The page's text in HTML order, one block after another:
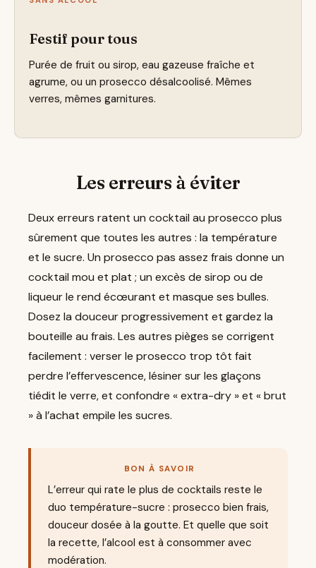
Festif pour tous
Purée de fruit ou sirop, eau gazeuse fraîche et
agrume, ou un prosecco désalcoolisé. Mêmes
verres, mêmes garnitures.
Les erreurs à éviter
Deux erreurs ratent un cocktail au prosecco plus
sûrement que toutes les autres : la température
et le sucre. Un prosecco pas assez frais donne un
cocktail mou et plat ; un excès de sirop ou de
liqueur le rend écœurant et masque ses bulles.
Dosez la douceur progressivement et gardez la
bouteille au frais. Les autres pièges se corrigent
facilement : verser le prosecco trop tôt fait
perdre l’effervescence, lésiner sur les glaçons
tiédit le verre, et confondre « extra-dry » et « brut
» à l’achat empile les sucres.
BON À SAVOIR
L’erreur qui rate le plus de cocktails reste le
duo température-sucre : prosecco bien frais,
douceur dosée à la goutte. Et quelle que soit
la recette, l’alcool est à consommer avec
modération.